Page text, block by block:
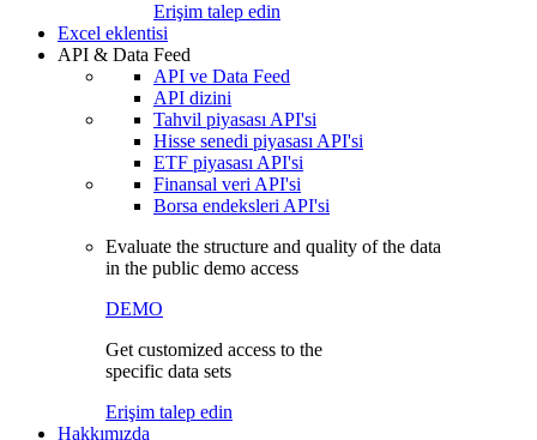
Erişim talep edin
Excel eklentisi
API & Data Feed
API ve Data Feed
API dizini
Tahvil piyasası API'si
Hisse senedi piyasası API'si
ETF piyasası API'si
Finansal veri API'si
Borsa endeksleri API'si
Evaluate the structure and quality of the data
in the public demo access
DEMO
Get customized access to the
specific data sets
Erişim talep edin
Hakkımızda